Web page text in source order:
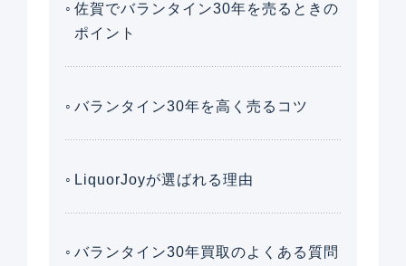
佐賀でバランタイン30年を売るときの
ポイント
バランタイン30年を高く売るコツ
LiquorJoyが選ばれる理由
バランタイン30年買取のよくある質問